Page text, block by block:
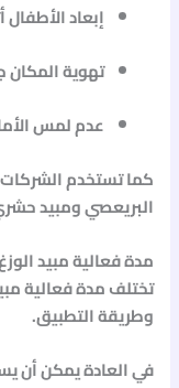
إبعاد الأطفال
تهوية المكان
عدم لمس
كما تستخدم
البريعصيومبيد
مدة فعالية مبيد
تختلف مدة فعالية
وطريقة التطبيق.
في العادة يمكن أن